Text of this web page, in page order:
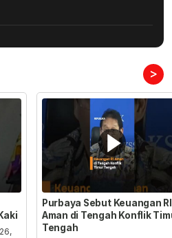
>
Purbaya Sebut Keuangan RI
Aman di Tengah Konflik
Tengah